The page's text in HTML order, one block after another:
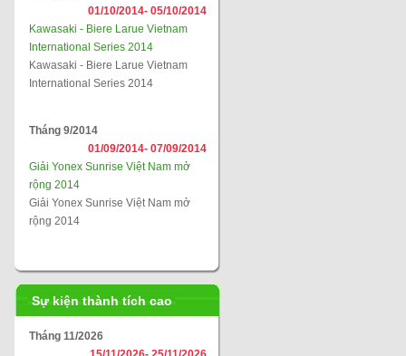
01/10/2014- 05/10/2014
Kawasaki - Biere Larue Vietnam
International Series 2014
Kawasaki - Biere Larue Vietnam
International Series 2014
Tháng 9/2014
01/09/2014- 07/09/2014
Giải Yonex Sunrise Việt Nam mở
rộng 2014
Giải Yonex Sunrise Việt Nam mở
rộng 2014
Sự kiện thành tích cao
Tháng 11/2026